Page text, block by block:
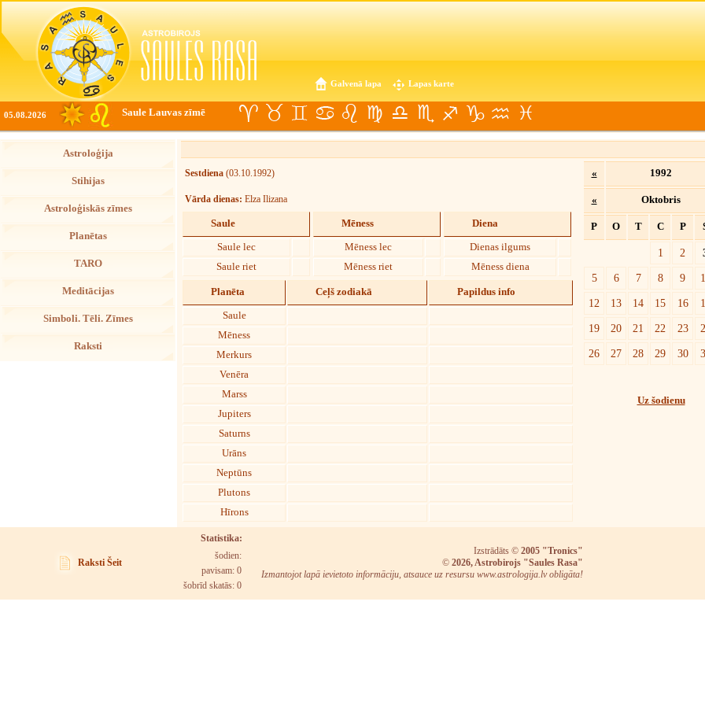
Galvenā lapa Lapas karte
05.08.2026 Saule Lauvas zīmē
Astroloģija
Stihijas
Astroloģiskās zīmes
Planētas
TARO
Meditācijas
Simboli. Tēli. Zīmes
Raksti
Sestdiena (03.10.1992)
Vārda dienas: Elza Ilizana
Saule
Saule lec
Saule riet
Mēness
Mēness lec
Mēness riet
Diena
Dienas ilgums
Mēness diena
Planēta Ceļš zodiakā Papildus info
Saule
Mēness
Merkurs
Venēra
Marss
Jupiters
Saturns
Urāns
Neptūns
Plutons
Hīrons
« 1992
« Oktobris
P O T C P
1 2
5
6 7 8 9
12
13 14 15 16
19
20 21 22 23
26
27 28 29 30
Uz šodienu
Raksti Šeit
Statistika:
šodien:
pavisam: 0
šobrīd skatās: 0
Izstrādāts © 2005 "Tronics"
© 2026, Astrobirojs "Saules Rasa"
Izmantojot lapā ievietoto informāciju, atsauce uz resursu www.astrologija.lv obligāta!